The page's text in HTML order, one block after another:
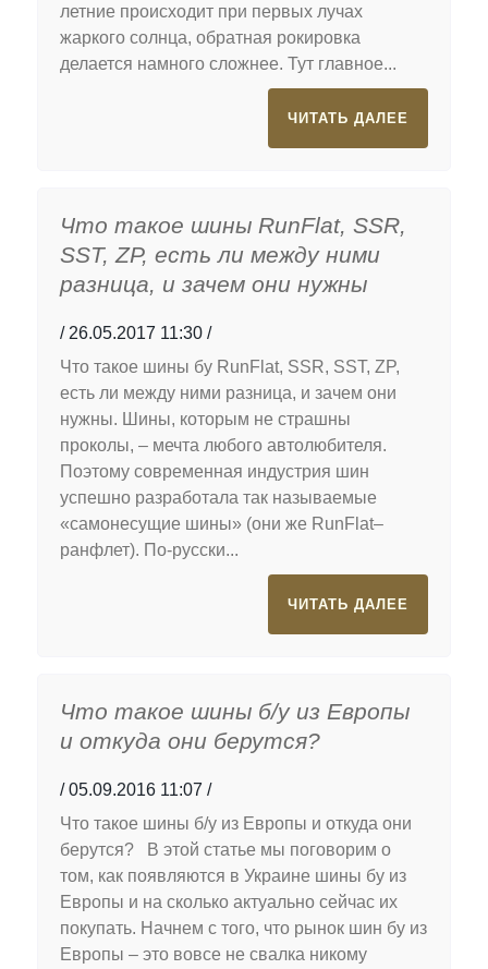
летние происходит при первых лучах
жаркого солнца, обратная рокировка
делается намного сложнее. Тут главное...
ЧИТАТЬ ДАЛЕЕ
Что такое шины RunFlat, SSR,
SST, ZP, есть ли между ними
разница, и зачем они нужны
26.05.2017 11:30
Что такое шины бу RunFlat, SSR, SST, ZP,
есть ли между ними разница, и зачем они
нужны. Шины, которым не страшны
проколы, – мечта любого автолюбителя.
Поэтому современная индустрия шин
успешно разработала так называемые
«самонесущие шины» (они же RunFlat–
ранфлет). По-русски...
ЧИТАТЬ ДАЛЕЕ
Что такое шины б/у из Европы
и откуда они берутся?
05.09.2016 11:07
Что такое шины б/у из Европы и откуда они
берутся? В этой статье мы поговорим о
том, как появляются в Украине шины бу из
Европы и на сколько актуально сейчас их
покупать. Начнем с того, что рынок шин бу из
Европы – это вовсе не свалка никому